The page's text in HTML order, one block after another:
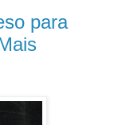
para